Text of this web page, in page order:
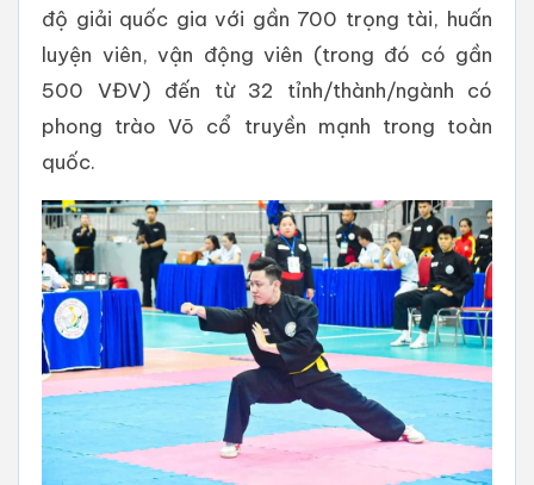
độ giải quốc gia với gần 700 trọng tài, huấn
luyện viên, vận động viên (trong đó có gần
500 VĐV) đến từ 32 tỉnh/thành/ngành có
phong trào Võ cổ truyền mạnh trong toàn
quốc.